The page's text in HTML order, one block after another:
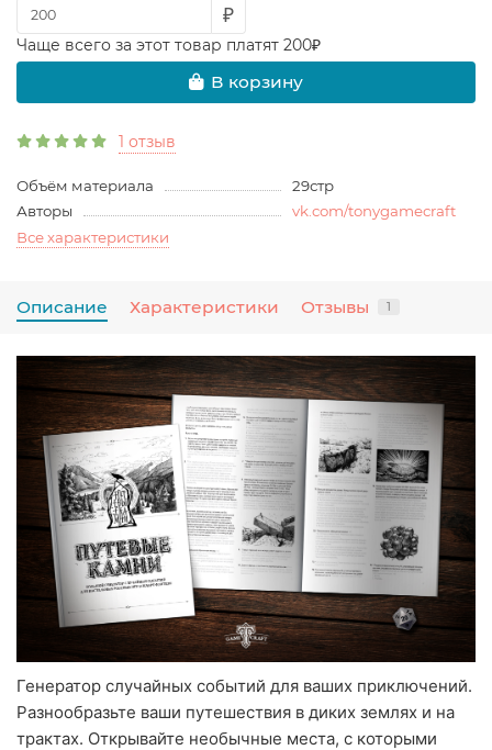
₽
Чаще всего за этот товар платят 200₽
В корзину
1 отзыв
Объём материала
29стр
Авторы
vk.com/tonygamecraft
Все характеристики
Описание Характеристики Отзывы 1
Генератор случайных событий для ваших приключений.
Разнообразьте ваши путешествия в диких землях и на
трактах. Открывайте необычные места, с которыми